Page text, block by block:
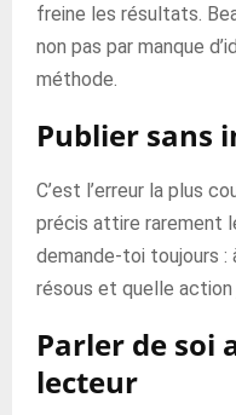
freine les résultats.
non pas par manque
méthode.
Publier sans
C’est l’erreur la plus
précis attire rarement
demande-toi toujours :
résous et quelle action
Parler de soi
lecteur